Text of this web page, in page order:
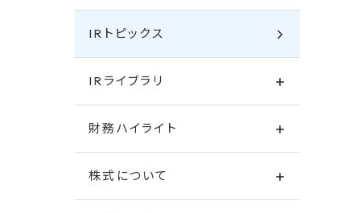
IRトピックス
IRライブラリ
財務ハイライト
株式について